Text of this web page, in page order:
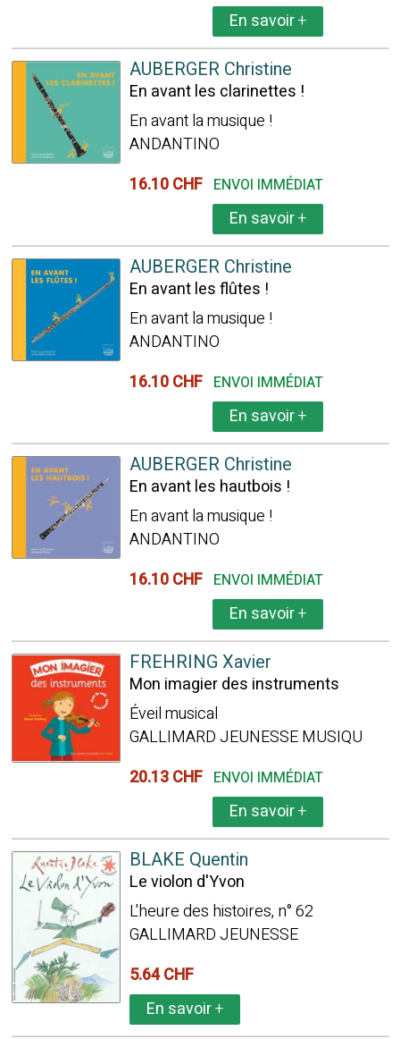
En savoir+
AUBERGER Christine
En avant les clarinettes !
En avant la musique !
ANDANTINO
16.10 CHF ENVOI IMMÉDIAT
En savoir+
AUBERGER Christine
En avant les flûtes !
En avant la musique !
ANDANTINO
16.10 CHF ENVOI IMMÉDIAT
En savoir+
AUBERGER Christine
En avant les hautbois !
En avant la musique !
ANDANTINO
16.10 CHF ENVOI IMMÉDIAT
En savoir+
FREHRING Xavier
Mon imagier des instruments
Éveil musical
GALLIMARD JEUNESSE MUSIQU
20.13 CHF ENVOI IMMÉDIAT
En savoir+
BLAKE Quentin
Le violon d'Yvon
L'heure des histoires, n° 62
GALLIMARD JEUNESSE
5.64 CHF
En savoir+